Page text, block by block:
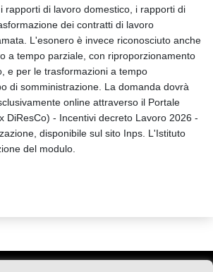
rapporti di lavoro domestico, i rapporti di
dei contratti di lavoro
L'esonero è invece riconosciuto anche
a tempo parziale, con riproporzionamento
e per le trasformazioni a tempo
di somministrazione. La domanda dovrà
online attraverso il Portale
DiResCo) - Incentivi decreto Lavoro 2026 -
disponibile sul sito Inps. L'Istituto
del modulo.